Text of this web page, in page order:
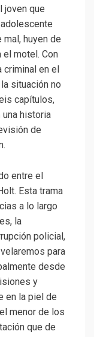
joven que
huyen de
motel. Con
criminal en el
situación no
capítulos,
historia
de
entre el
Esta trama
a lo largo
la
policial,
para
desde
y
en la piel de
menor de los
que de